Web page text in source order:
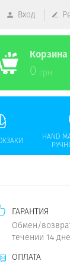
Вход
Корзина
0 грн
HAND
ГАРАНТИЯ
Обмен/
течении 14
ОПЛАТА